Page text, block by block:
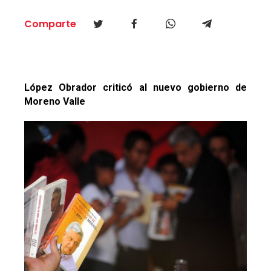
Comparte
López Obrador criticó al nuevo gobierno de
Moreno Valle